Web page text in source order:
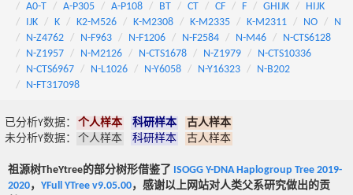
A0-T
A-P305 A-P108 BT CT CF F GHIJK
HIJK
IJK
K K2-M526 K-M2308 K-M2335 K-M2311 NO
N
N-Z4762
N-F963 N-F1206 N-F2584 N-M46
N-CTS6128
N-Z1957
N-M2126 N-CTS1678 N-Z1979
N-CTS10336
N-CTS6967
N-L1026 N-Y6058 N-Y16323
N-B202
N-FT317098
已分析Y数据： 个人样本 科研样本
古人样本
未分析Y数据：
个人样本 科研样本 古人样本
祖源树TheYtree的部分树形借鉴了 ISOGG Y-DNA Haplogroup Tree 2019-
2020， YFull YTree v9.05.00，感谢以上网站对人类父系研究做出的贡